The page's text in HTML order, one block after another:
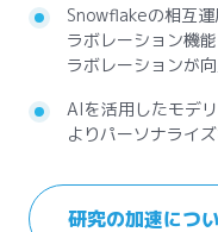
Snowflakeの相互
ラボレーション機
ラボレーションが
AIを活用したモデ
よりパーソナライ
研究の加速につ
サプライチェーン
ションを実現し、
できます。
サプライチェー
予測分析の実行に
て、よりパーソナ
患者と加入者の
ケア提供のモダ
マーケットプレイ
プロダクトを使用
ることで、より効
より包括的なデー